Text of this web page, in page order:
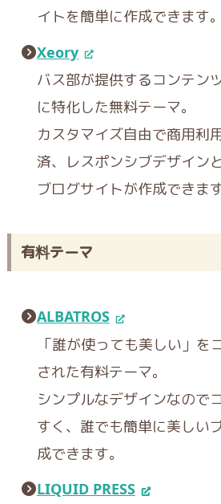
イトを簡単に作成できます。
Xeory
バス部が提供するコンテン
に特化した無料テーマ。
カスタマイズ自由で商用利
済、レスポンシブデザイン
ブログサイトが作成できます
有料テーマ
ALBATROS
「誰が使っても美しい」を
された有料テーマ。
シンプルなデザインなので
すく、誰でも簡単に美しい
成できます。
LIQUID PRESS